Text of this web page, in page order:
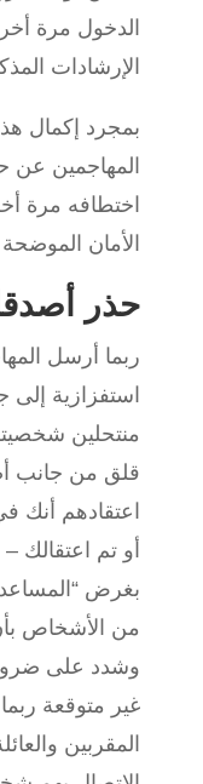
الدخول مرة
الإرشادات
بمجرد إكمال
المهاجمين عن
اختطافه مرة
الأمان الموضحة
حذر
ربما أرسل
استفزازية إلى
منتحلين
قلق من جانب
اعتقادهم
أو تم اعتقالك
بغرض
من الأشخاص
وشدد على
غير متوقعة
المقربين